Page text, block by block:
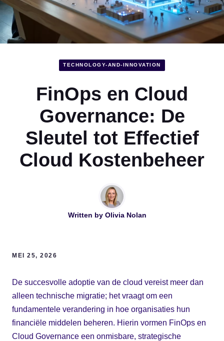
TECHNOLOGY-AND-INNOVATION
FinOps en Cloud
Governance: De
Sleutel tot Effectief
Cloud Kostenbeheer
Written by Olivia Nolan
MEI 25, 2026
De succesvolle adoptie van de cloud vereist meer dan
alleen technische migratie; het vraagt om een
fundamentele verandering in hoe organisaties hun
financiële middelen beheren. Hierin vormen FinOps en
Cloud Governance een onmisbare, strategische